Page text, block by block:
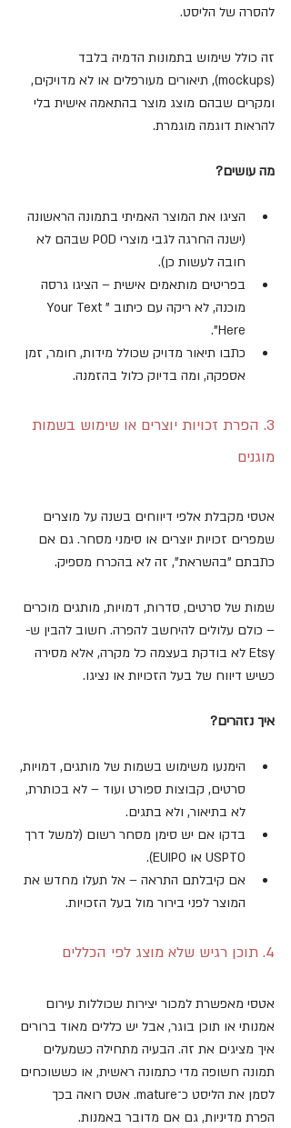
להסרה של הליסט.
זה כולל שימוש בתמונות הדמיה בלבד
(mockups), תיאורים מעורפלים או לא מדויקים,
ומקרים שבהם מוצג מוצר בהתאמה אישית בלי
להראות דוגמה מוגמרת.
מה עושים?
הציגו את המוצר האמיתי בתמונה הראשונה
(ישנה החרגה לגבי מוצרי POD שבהם לא
חובה לעשות כן).
בפריטים מותאמים אישית – הציגו גרסה
מוכנה, לא ריקה עם כיתוב "Your Text
Here".
כתבו תיאור מדויק שכולל מידות, חומר, זמן
אספקה, ומה בדיוק כלול בהזמנה.
3. הפרת זכויות יוצרים או שימוש בשמות
מוגנים
אטסי מקבלת אלפי דיווחים בשנה על מוצרים
שמפרים זכויות יוצרים או סימני מסחר. גם אם
כתבתם "בהשראת", זה לא בהכרח מספיק.
שמות של סרטים, סדרות, דמויות, מותגים מוכרים
– כולם עלולים להיחשב להפרה. חשוב להבין ש-
Etsy לא בודקת בעצמה כל מקרה, אלא מסירה
כשיש דיווח של בעל הזכויות או נציגו.
איך נזהרים?
הימנעו משימוש בשמות של מותגים, דמויות,
סרטים, קבוצות ספורט ועוד – לא בכותרת,
לא בתיאור, ולא בתגים.
בדקו אם יש סימן מסחר רשום (למשל דרך
USPTO או EUIPO).
אם קיבלתם התראה – אל תעלו מחדש את
המוצר לפני בירור מול בעל הזכויות.
4. תוכן רגיש שלא מוצג לפי הכללים
אטסי מאפשרת למכור יצירות שכוללות עירום
אמנותי או תוכן בוגר, אבל יש כללים מאוד ברורים
איך מציגים את זה. הבעיה מתחילה כשמעלים
תמונה חשופה מדי כתמונה ראשית, או כששוכחים
לסמן את הליסט כ־mature. אטס רואה בכך
הפרת מדיניות, גם אם מדובר באמנות.